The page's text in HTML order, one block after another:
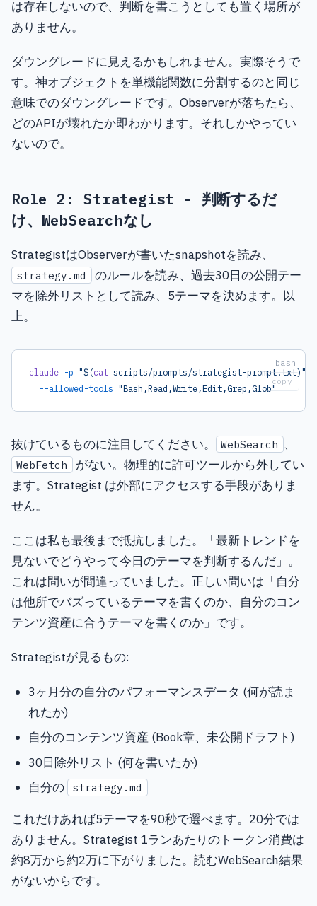
は存在しないので、判断を書こうとしても置く場所が
ありません。
ダウングレードに見えるかもしれません。実際そうで
す。神オブジェクトを単機能関数に分割するのと同じ
意味でのダウングレードです。Observerが落ちたら、
どのAPIが壊れたか即わかります。それしかやってい
ないので。
Role 2: Strategist - 判断するだ
け、WebSearchなし
StrategistはObserverが書いたsnapshotを読み、
strategy.md
のルールを読み、過去30日の公開テー
マを除外リストとして読み、5テーマを決めます。以
上。
claude -p "$(cat scripts/prompts/strategist-prompt.txt)"
  --allowed-tools
"Bash,Read,Write,Edit,Grep,Glob"
copy
抜けているものに注目してください。 WebSearch 、
WebFetch
がない。物理的に許可ツールから外してい
ます。Strategist は外部にアクセスする手段がありま
せん。
ここは私も最後まで抵抗しました。「最新トレンドを
見ないでどうやって今日のテーマを判断するんだ」。
これは問いが間違っていました。正しい問いは「自分
は他所でバズっているテーマを書くのか、自分のコン
テンツ資産に合うテーマを書くのか」です。
Strategistが見るもの:
3ヶ月分の自分のパフォーマンスデータ (何が読ま
れたか)
自分のコンテンツ資産 (Book章、未公開ドラフト)
30日除外リスト (何を書いたか)
自分の
strategy.md
これだけあれば5テーマを90秒で選べます。20分では
ありません。Strategist 1ランあたりのトークン消費は
約8万から約2万に下がりました。読むWebSearch結果
がないからです。